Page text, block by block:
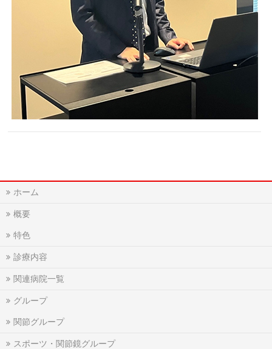
ホーム
概要
特色
診療内容
関連病院一覧
グループ
関節グループ
スポーツ・関節鏡グループ